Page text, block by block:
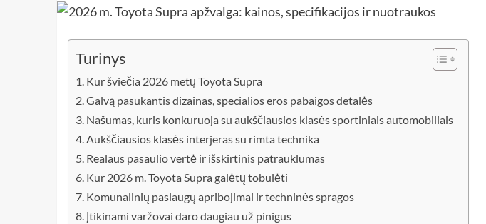
Turinys
Kur šviečia 2026 metų Toyota Supra
Galvą pasukantis dizainas, specialios eros pabaigos detalės
Našumas, kuris konkuruoja su aukščiausios klasės sportiniais automobiliais
Aukščiausios klasės interjeras su rimta technika
Realaus pasaulio vertė ir išskirtinis patrauklumas
Kur 2026 m. Toyota Supra galėtų tobulėti
Komunalinių paslaugų apribojimai ir techninės spragos
Įtikinami varžovai daro daugiau už pinigus